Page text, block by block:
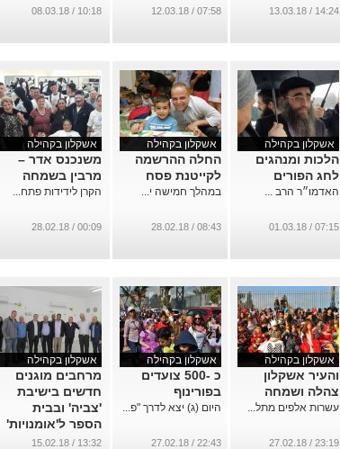
14:24 / 13.03.18
הראשון בפסטיבל
...
07:58 / 12.03.18
10:18 / 08.03.18
אשקלון בקהילה
הלכות ומנהגים
לחג הפורים
האדמו״ר הרב ...
07:15 / 01.03.18
אשקלון בקהילה
החלה ההרשמה
לקייטנת פסח
במהלך חמישה י...
08:43 / 28.02.18
אשקלון בקהילה
משנכנס אדר –
מרבין בשמחה
הקרן לידידות פתח...
00:09 / 28.02.18
אשקלון בקהילה
והעיר אשקלון
צהלה ושמחה
עשרות אלפים מתל...
23:19 / 27.02.18
אשקלון בקהילה
כ -500 צועדים
בפורינוף
היום (ג) יצא לדרך "פ...
22:43 / 27.02.18
אשקלון בקהילה
מרחבים מוגנים
חדשים בישיבת
'צביה' ובבית
הספר ל'אומנויות'
...
13:32 / 15.02.18